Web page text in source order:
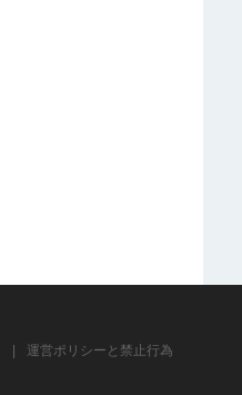
運営ポリシーと禁止行為